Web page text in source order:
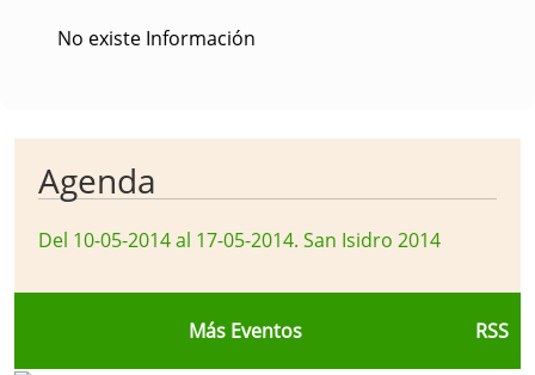
No existe Información
Agenda
Del 10-05-2014 al 17-05-2014. San Isidro 2014
Más Eventos RSS